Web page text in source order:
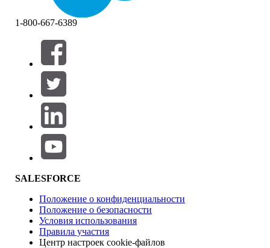
Create a new custom component by applying
your specific account sorting logic to the code.
Configure your store to use this custom
Switcher.
Номер статьи базы знаний
005321523
ЭТА СТАТЬЯ РЕШИЛА ВАШУ ПРОБЛЕМУ?
Оставьте свой отзыв, чтобы мы могли стать лучше!
Да Нет
1-800-667-6389
SALESFORCE
Положение о конфиденциальности
Положение о безопасности
Условия использования
Правила участия
Центр настроек cookie-файлов